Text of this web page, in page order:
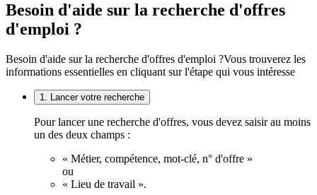
Besoin d'aide sur la recherche d'offres
d'emploi ?
Besoin d'aide sur la recherche d'offres d'emploi ?Vous trouverez les
informations essentielles en cliquant sur l'étape qui vous intéresse
1. Lancer votre recherche
Pour lancer une recherche d'offres, vous devez saisir au moins
un des deux champs :
« Métier, compétence, mot-clé, n° d'offre »
ou
« Lieu de travail ».